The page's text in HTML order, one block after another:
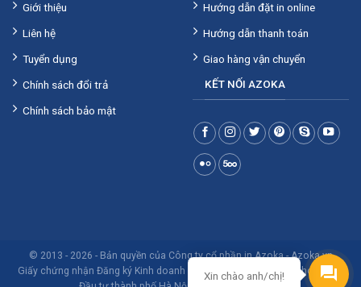
Giới thiệu
Liên hệ
Tuyển dụng
Chính sách đổi trả
Chính sách bảo mật
Hướng dẫn đặt in online
Hướng dẫn thanh toán
Giao hàng vận chuyển
KẾT NỐI AZOKA
© 2013 - 2026 - Bản quyền của Công ty cổ phần in Azoka -Azoka.vn
Giấy chứng nhận Đăng ký Kinh doanh số 0106293853 do Sở Kế hoạch và
Xin chào anh/chị!